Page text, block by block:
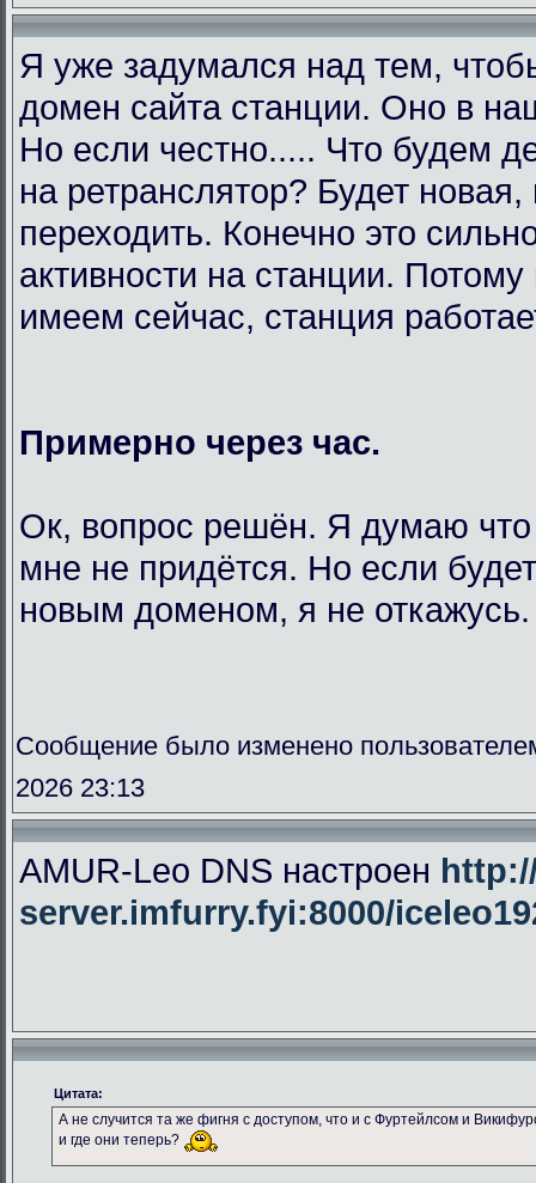
Я уже задумался над тем,
домен сайта станции. Оно в
Но если честно..... Что будем
на ретранслятор? Будет
переходить. Конечно это
активности на станции. Потому
имеем сейчас, станция
Примерно через час.
Ок, вопрос решён. Я думаю что
мне не придётся. Но если
новым доменом, я не откажусь.
Сообщение было изменено
2026 23:13
AMUR-Leo DNS настроен
server.imfurry.fyi:8000/
Цитата:
А не случится та же фигня с доступом, что и с Фуртейлсом и
и где они теперь?